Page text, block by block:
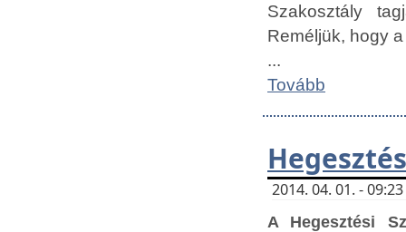
Szakosztály
Reméljük, hogy
...
Tovább
2014. 04. 01. -
A Hegesztési